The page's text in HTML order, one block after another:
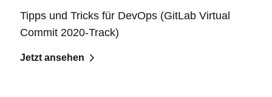
Tipps und Tricks für DevOps (GitLab Virtual
Commit 2020-Track)
Jetzt ansehen